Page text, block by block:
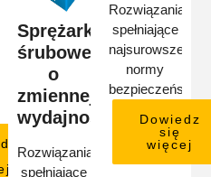
Sprężarki
śrubowe
o
zmiennej
wydajności
Rozwiązania
spełniające
Rozwiązania
spełniające
najsurowsze
normy
bezpieczeństwa.
Dowiedz
się
więcej